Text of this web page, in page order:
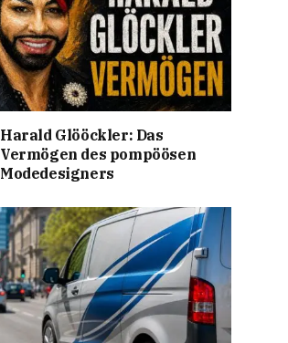
Harald Glööckler: Das
Vermögen des pompöösen
Modedesigners